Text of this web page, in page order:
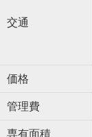
交通
価格
管理費
専有面積